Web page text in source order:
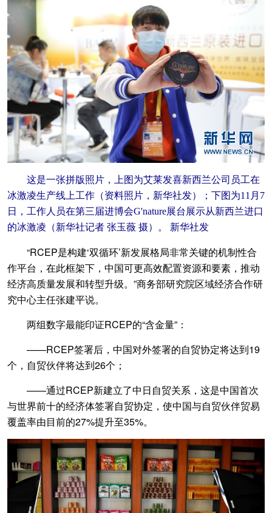
这是一张拼版照片，上图为艾莱发喜新西兰公司员工在
冰激凌生产线上工作（资料照片，新华社发）；下图为11月7
日，工作人员在第三届进博会G'nature展台展示从新西兰进口
的冰激凌（新华社记者 张玉薇 摄）。 新华社发
“RCEP是构建‘双循环’新发展格局非常关键的机制性合
作平台，在此框架下，中国可更高效配置资源和要素，推动
经济高质量发展和转型升级。”商务部研究院区域经济合作研
究中心主任张建平说。
两组数字最能印证RCEP的“含金量”：
——RCEP签署后，中国对外签署的自贸协定将达到19
个，自贸伙伴将达到26个；
——通过RCEP新建立了中日自贸关系，这是中国首次
与世界前十的经济体签署自贸协定，使中国与自贸伙伴贸易
覆盖率由目前的27%提升至35%。